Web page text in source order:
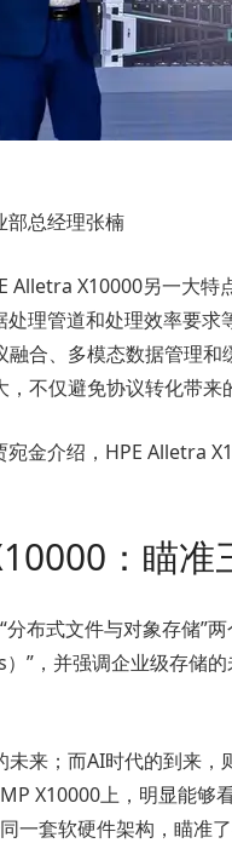
部总经理张楠
Alletra X10000另一大特
理管道和处理效率要
合、多模态数据管理
不仅避免协议转化带来
宛金介绍，HPE Alletra
：瞄准
布式文件与对象存储”
”，并强调企业级存储
来；而AI时代的到来，
X10000上，明显能够
一套软硬件架构，瞄准